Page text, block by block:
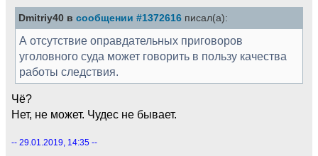
Dmitriy40 в сообщении #1372616 писал(а):
А отсутствие оправдательных приговоров
уголовного суда может говорить в пользу качества
работы следствия.
Чё?
Нет, не может. Чудес не бывает.
-- 29.01.2019, 14:35 --